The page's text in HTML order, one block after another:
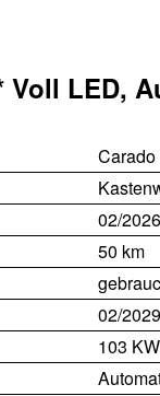
Voll LED,
Carado
02/2026
50 km
02/2029
103